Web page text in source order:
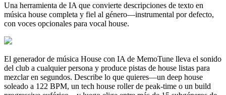
Una herramienta de IA que convierte descripciones de texto en
música house completa y fiel al género—instrumental por defecto,
con voces opcionales para vocal house.
El generador de música House con IA de MemoTune lleva el sonido
del club a cualquier persona y produce pistas de house listas para
mezclar en segundos. Describe lo que quieres—un deep house
soleado a 122 BPM, un tech house roller de peak-time o un build